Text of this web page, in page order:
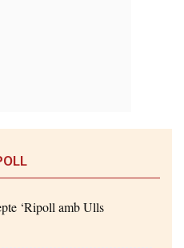
‘Ripoll amb Ulls